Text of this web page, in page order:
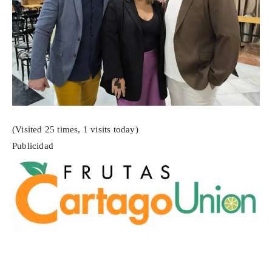
(Visited 25 times, 1 visits today)
Publicidad